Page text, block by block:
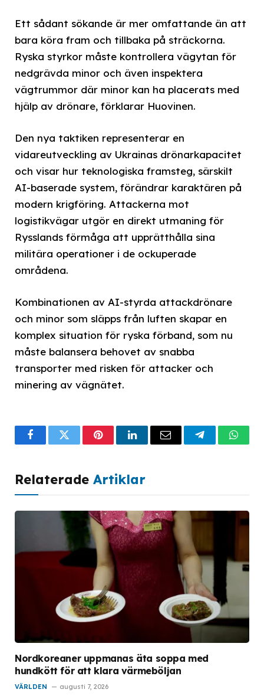
Ett sådant sökande är mer omfattande än att
bara köra fram och tillbaka på sträckorna.
Ryska styrkor måste kontrollera vägytan för
nedgrävda minor och även inspektera
vägtrummor där minor kan ha placerats med
hjälp av drönare, förklarar Huovinen.
Den nya taktiken representerar en
vidareutveckling av Ukrainas drönarkapacitet
och visar hur teknologiska framsteg, särskilt
AI-baserade system, förändrar karaktären på
modern krigföring. Attackerna mot
logistikvägar utgör en direkt utmaning för
Rysslands förmåga att upprätthålla sina
militära operationer i de ockuperade
områdena.
Kombinationen av AI-styrda attackdrönare
och minor som släpps från luften skapar en
komplex situation för ryska förband, som nu
måste balansera behovet av snabba
transporter med risken för attacker och
minering av vägnätet.
FacebookTwitterPinterestLinkedInEmail Telegram
Relaterade Artiklar
Nordkoreaner uppmanas äta soppa med
hundkött för att klara värmeböljan
VÄRLDEN augusti 7, 2026